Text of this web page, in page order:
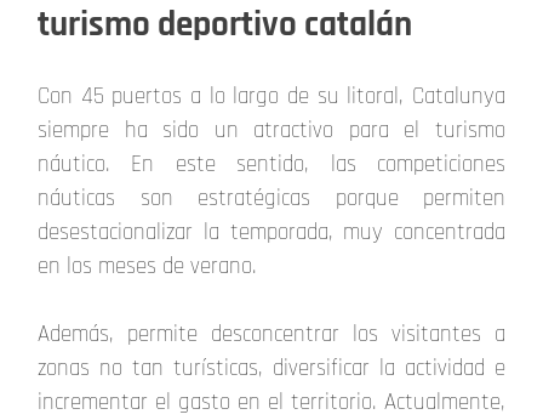
turismo deportivo catalán
Con 45 puertos a lo largo de su litoral, Catalunya
siempre ha sido un atractivo para el turismo
náutico. En este sentido, las competiciones
náuticas son estratégicas porque permiten
desestacionalizar la temporada, muy concentrada
en los meses de verano.
Además, permite desconcentrar los visitantes a
zonas no tan turísticas, diversificar la actividad e
incrementar el gasto en el territorio. Actualmente,